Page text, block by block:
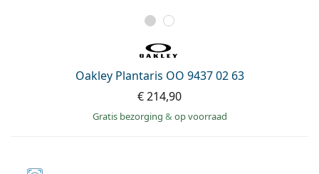
Oakley Plantaris OO 9437 02 63
€ 214,90
Gratis bezorging & op voorraad